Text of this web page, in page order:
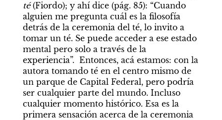
té (Fiordo); y ahí dice (pág. 85): “Cuando
alguien me pregunta cuál es la filosofía
detrás de la ceremonia del té, lo invito a
tomar un té. Se puede acceder a ese estado
mental pero solo a través de la
experiencia”.  Entonces, acá estamos: con la
autora tomando té en el centro mismo de
un parque de Capital Federal, pero podría
ser cualquier parte del mundo. Incluso
cualquier momento histórico. Esa es la
primera sensación acerca de la ceremonia